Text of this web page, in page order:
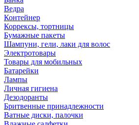
Ведра
Контейнер
Коррексы, тортницы
Бумажные пакеты
Шампуни, гели, лаки для волос
Электротовары
Товары для мобильных
Батарейки
Лампы
Личная гигиена
Дезодоранты
Бритвенные принадлежности
Ватные диски, палочки